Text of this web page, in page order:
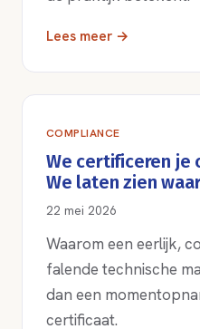
Lees meer →
COMPLIANCE
We certificeren je
We laten zien
22 mei 2026
Waarom een eerlijk,
falende technische
dan een
certificaat.